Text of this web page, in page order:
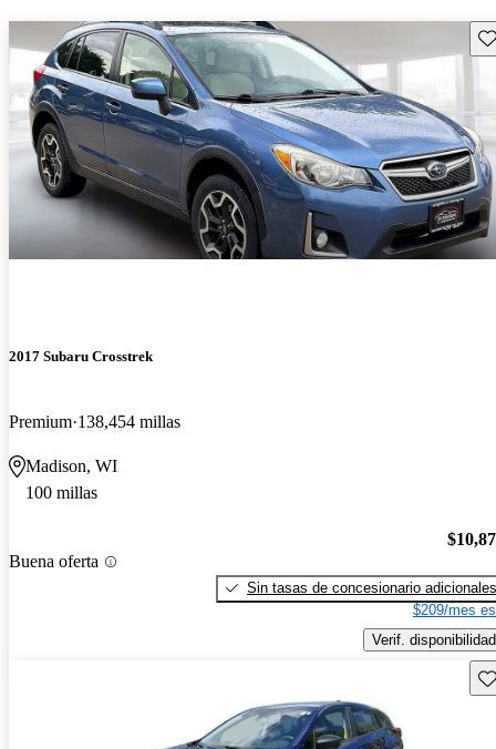
2017 Subaru Crosstrek
Premium 138,454 millas
Madison, WI
100 millas
Buena oferta
Sin tasas de concesionario adicionales
$209/mes
Verif. disponibilidad